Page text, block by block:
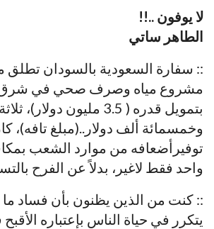
لا يوفون ..!!
الطاهر ساتي
:: سفارة السعودية بالسودان تطلق
مشروع مياه وصرف صحي في شرق
بتمويل قدره ( 3.5 مليون
وخمسمائة ألف دولار..(مبلغ تافه)،
توفيرأضعافه من موارد الشعب
واحد فقط لاغير، بدلاً عن الفرح
:: كنت من الذين يظنون بأن فساد ما
يتكرر في حياة الناس بإعتباره